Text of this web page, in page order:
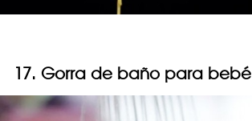
17. Gorra de baño para bebé